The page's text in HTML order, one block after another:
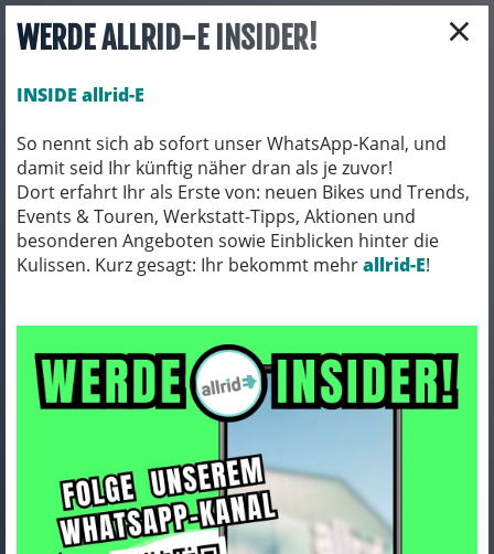
×
WERDE ALLRID-E INSIDER!
INSIDE allrid-E
So nennt sich ab sofort unser WhatsApp-Kanal, und
damit seid Ihr künftig näher dran als je zuvor!
Dort erfahrt Ihr als Erste von: neuen Bikes und Trends,
Events & Touren, Werkstatt-Tipps, Aktionen und
besonderen Angeboten sowie Einblicken hinter die
Kulissen. Kurz gesagt: Ihr bekommt mehrallrid-E!
Toggle navigation
FAHRRADZUBEHÖR PACKTASCHEN / ORTLIEB